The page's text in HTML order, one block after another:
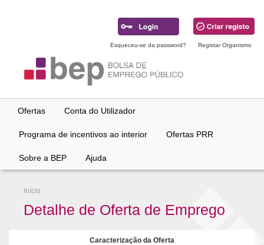
Esqueceu-se da password? Registar Organismo
Ofertas Conta do Utilizador
Programa de incentivos ao interior Ofertas PRR
Sobre a BEP Ajuda
Início
Detalhe de Oferta de Emprego
Caracterização da Oferta